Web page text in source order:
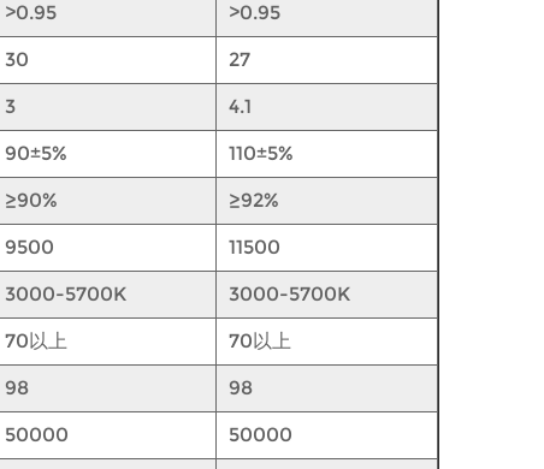
>0.95 >0.95
30 27
3 4.1
90±5% 110±5%
≥90% ≥92%
9500 11500
3000-5700K 3000-5700K
70以上 70以上
98 98
50000 50000